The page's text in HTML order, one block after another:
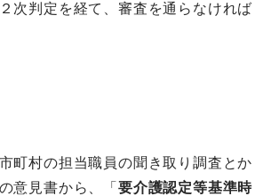
次判定を経て、審査を通らなければ
町村の担当職員の聞き取り調査とか
意見書から、「 要介護認定等基準時